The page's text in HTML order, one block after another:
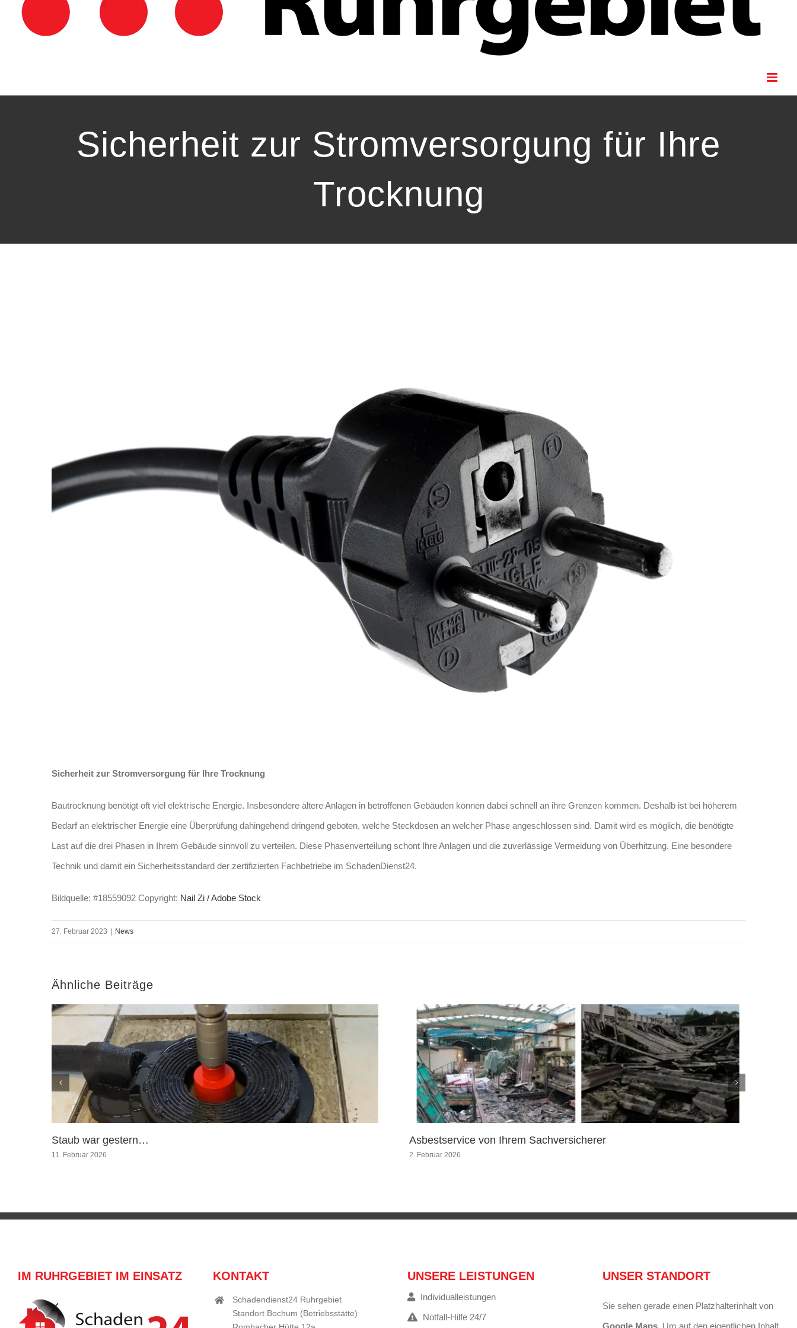
Sicherheit zur Stromversorgung für Ihre
Trocknung
Sicherheit zur Stromversorgung für Ihre Trocknung
Bautrocknung benötigt oft viel elektrische Energie. Insbesondere ältere Anlagen in betroffenen Gebäuden können dabei schnell an ihre Grenzen kommen. Deshalb ist bei höherem
Bedarf an elektrischer Energie eine Überprüfung dahingehend dringend geboten, welche Steckdosen an welcher Phase angeschlossen sind. Damit wird es möglich, die benötigte
Last auf die drei Phasen in Ihrem Gebäude sinnvoll zu verteilen. Diese Phasenverteilung schont Ihre Anlagen und die zuverlässige Vermeidung von Überhitzung. Eine besondere
Technik und damit ein Sicherheitsstandard der zertifizierten Fachbetriebe im SchadenDienst24.
Bildquelle: #18559092 Copyright: Nail Zi / Adobe Stock
27. Februar 2023 News
Ähnliche Beiträge
Staub war gestern…
11. Februar 2026
Asbestservice von Ihrem Sachversicherer
2. Februar 2026
IM RUHRGEBIET IM EINSATZ KONTAKT
Schadendienst24 Ruhrgebiet
Standort Bochum (Betriebsstätte)
UNSERE LEISTUNGEN
Individualleistungen
Notfall-Hilfe 24/7
UNSER STANDORT
Sie sehen gerade einen Platzhalterinhalt von